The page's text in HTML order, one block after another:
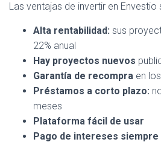
Las ventajas de invertir en Envestio
Alta rentabilidad: sus
22% anual
Hay proyectos nuevos
Garantía de recompra en
Préstamos a corto plazo:
meses
Plataforma fácil de usar
Pago de intereses siempre